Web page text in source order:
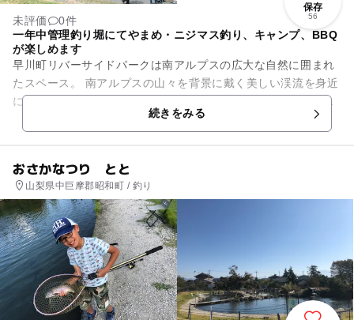
保存
56
未評価
0件
一年中管理釣り堀にてやまめ・ニジマス釣り、キャンプ、BBQ
が楽しめます
早川町リバーサイドパークは南アルプスの広大な自然に囲まれ
たスペース。 南アルプスの山々を背景に戴く美しい渓流を身近
に感じ、キャンプのみならず様々なアウトドアレジャーが楽し
続きをみる
おさかなつり とと
山梨県中巨摩郡昭和町 / 釣り